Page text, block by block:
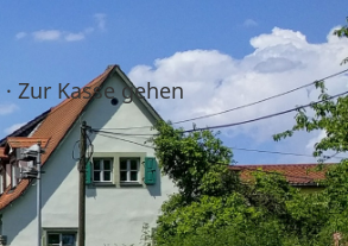
· Zur Kasse gehen